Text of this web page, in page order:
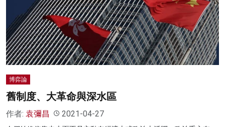
博弈論
舊制度、大革命與深水區
作者: 袁彌昌 2021-04-27